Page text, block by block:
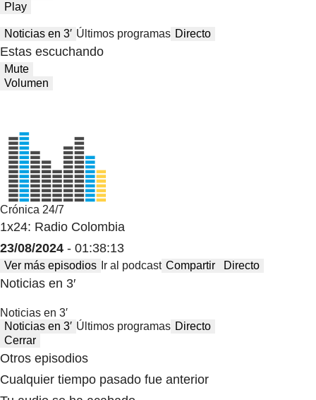
Play
Noticias en 3′ Últimos programas Directo
Estas escuchando
Mute
Volumen
Crónica 24/7
1x24: Radio Colombia
23/08/2024 - 01:38:13
Ver más episodios Ir al podcast Compartir Directo
Noticias en 3′
Noticias en 3′
Noticias en 3′ Últimos programas Directo
Cerrar
Otros episodios
Cualquier tiempo pasado fue anterior